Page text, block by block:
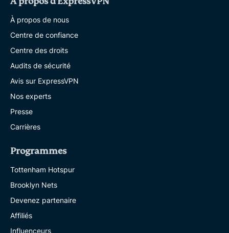
À propos de nous
Centre de confiance
Centre des droits
Audits de sécurité
Avis sur ExpressVPN
Nos experts
Presse
Carrières
Programmes
Tottenham Hotspur
Brooklyn Nets
Devenez partenaire
Affiliés
Influenceurs